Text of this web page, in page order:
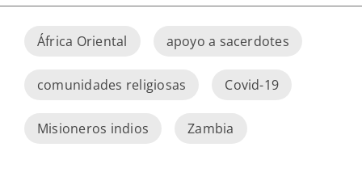
África Oriental apoyo a sacerdotes
comunidades religiosas Covid-19
Misioneros indios Zambia